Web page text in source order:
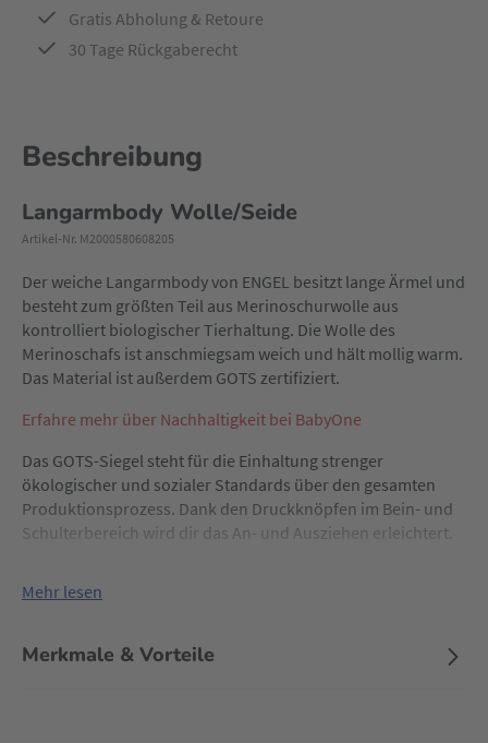
Gratis Abholung & Retoure
30 Tage Rückgaberecht
Beschreibung
Langarmbody Wolle/Seide
Artikel-Nr. M2000580608205
Der weiche Langarmbody von ENGEL besitzt lange Ärmel und
besteht zum größten Teil aus Merinoschurwolle aus
kontrolliert biologischer Tierhaltung. Die Wolle des
Merinoschafs ist anschmiegsam weich und hält mollig warm.
Das Material ist außerdem GOTS zertifiziert.
Erfahre mehr über Nachhaltigkeit bei BabyOne
Das GOTS-Siegel steht für die Einhaltung strenger
ökologischer und sozialer Standards über den gesamten
Produktionsprozess. Dank den Druckknöpfen im Bein- und
Schulterbereich wird dir das An- und Ausziehen erleichtert.
Mehr lesen
Merkmale & Vorteile